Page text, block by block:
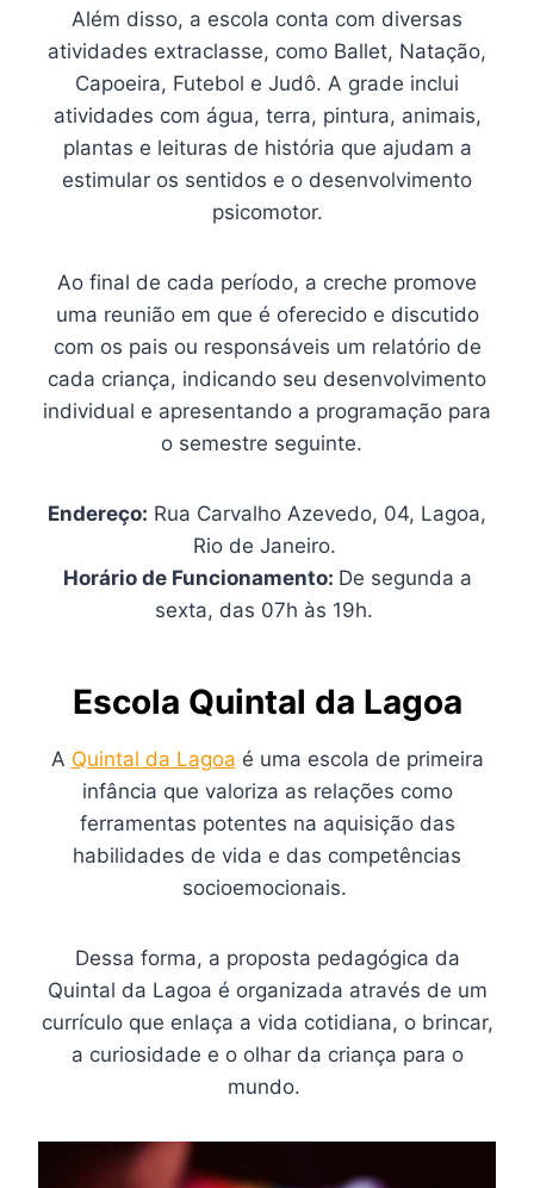
Além disso, a escola conta com diversas
atividades extraclasse, como Ballet, Natação,
Capoeira, Futebol e Judô. A grade inclui
atividades com água, terra, pintura, animais,
plantas e leituras de história que ajudam a
estimular os sentidos e o desenvolvimento
psicomotor.
Ao final de cada período, a creche promove
uma reunião em que é oferecido e discutido
com os pais ou responsáveis um relatório de
cada criança, indicando seu desenvolvimento
individual e apresentando a programação para
o semestre seguinte.
Endereço: Rua Carvalho Azevedo, 04, Lagoa,
Rio de Janeiro.
Horário de Funcionamento: De segunda a
sexta, das 07h às 19h.
Escola Quintal da Lagoa
A Quintal da Lagoa é uma escola de primeira
infância que valoriza as relações como
ferramentas potentes na aquisição das
habilidades de vida e das competências
socioemocionais.
Dessa forma, a proposta pedagógica da
Quintal da Lagoa é organizada através de um
currículo que enlaça a vida cotidiana, o brincar,
a curiosidade e o olhar da criança para o
mundo.